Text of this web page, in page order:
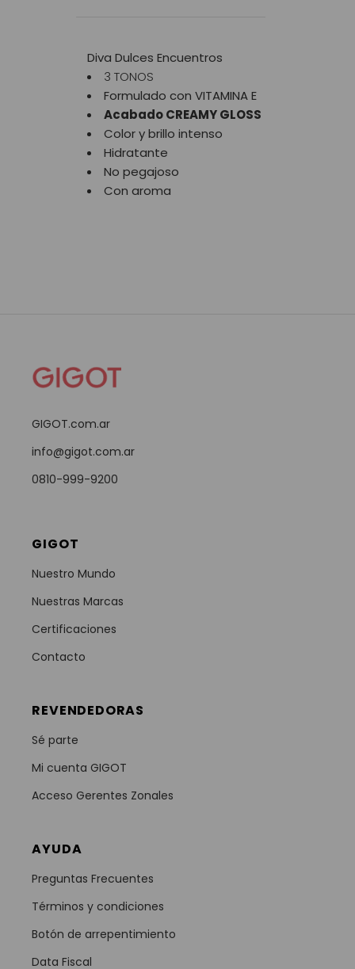
Diva Dulces Encuentros
3 TONOS
Formulado con VITAMINA E
Acabado CREAMY GLOSS
Color y brillo intenso
Hidratante
No pegajoso
Con aroma
GIGOT.com.ar
info@gigot.com.ar
0810-999-9200
GIGOT
Nuestro Mundo
Nuestras Marcas
Certificaciones
Contacto
REVENDEDORAS
Sé parte
Mi cuenta GIGOT
Acceso Gerentes Zonales
AYUDA
Preguntas Frecuentes
Términos y condiciones
Botón de arrepentimiento
Data Fiscal